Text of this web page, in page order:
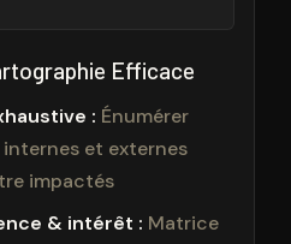
Efficace
: Énumérer
et externes
impactés
& intérêt : Matrice